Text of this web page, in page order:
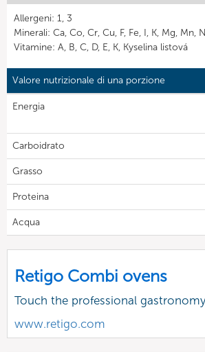
Allergeni: 1, 3
Minerali: Ca, Co, Cr, Cu, F, Fe, I, K, Mg, Mn,
Vitamine: A, B, C, D, E, K, Kyselina listová
Valore nutrizionale di una porzione
Energia
Carboidrato
Grasso
Proteina
Acqua
Retigo Combi ovens
Touch the professional gastronomy
www.retigo.com